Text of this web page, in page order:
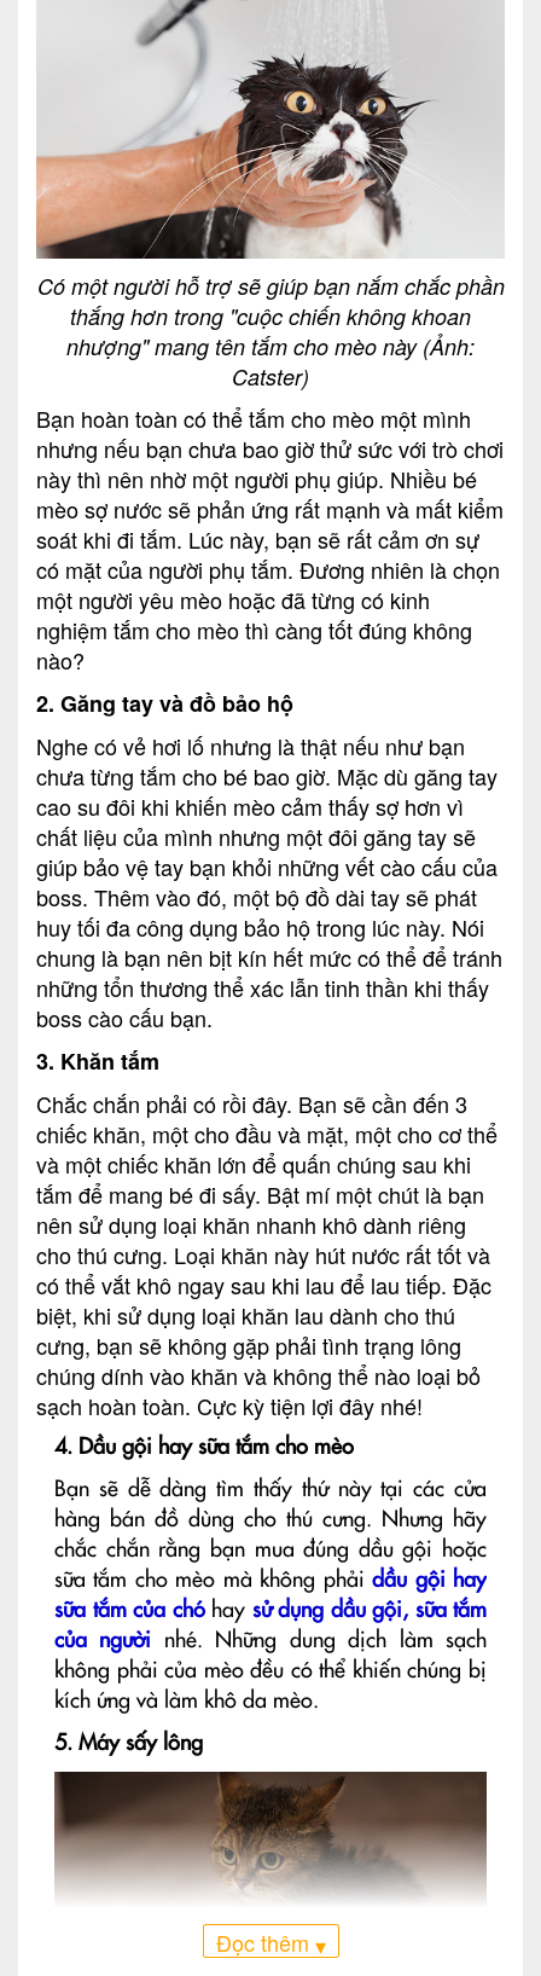
Có một người hỗ trợ sẽ giúp bạn nắm chắc phần
thắng hơn trong "cuộc chiến không khoan
nhượng" mang tên tắm cho mèo này (Ảnh:
Catster)
Bạn hoàn toàn có thể tắm cho mèo một mình
nhưng nếu bạn chưa bao giờ thử sức với trò chơi
này thì nên nhờ một người phụ giúp. Nhiều bé
mèo sợ nước sẽ phản ứng rất mạnh và mất kiểm
soát khi đi tắm. Lúc này, bạn sẽ rất cảm ơn sự
có mặt của người phụ tắm. Đương nhiên là chọn
một người yêu mèo hoặc đã từng có kinh
nghiệm tắm cho mèo thì càng tốt đúng không
nào?
2. Găng tay và đồ bảo hộ
Nghe có vẻ hơi lố nhưng là thật nếu như bạn
chưa từng tắm cho bé bao giờ. Mặc dù găng tay
cao su đôi khi khiến mèo cảm thấy sợ hơn vì
chất liệu của mình nhưng một đôi găng tay sẽ
giúp bảo vệ tay bạn khỏi những vết cào cấu của
boss. Thêm vào đó, một bộ đồ dài tay sẽ phát
huy tối đa công dụng bảo hộ trong lúc này. Nói
chung là bạn nên bịt kín hết mức có thể để tránh
những tổn thương thể xác lẫn tinh thần khi thấy
boss cào cấu bạn.
3. Khăn tắm
Chắc chắn phải có rồi đây. Bạn sẽ cần đến 3
chiếc khăn, một cho đầu và mặt, một cho cơ thể
và một chiếc khăn lớn để quấn chúng sau khi
tắm để mang bé đi sấy. Bật mí một chút là bạn
nên sử dụng loại khăn nhanh khô dành riêng
cho thú cưng. Loại khăn này hút nước rất tốt và
có thể vắt khô ngay sau khi lau để lau tiếp. Đặc
biệt, khi sử dụng loại khăn lau dành cho thú
cưng, bạn sẽ không gặp phải tình trạng lông
chúng dính vào khăn và không thể nào loại bỏ
sạch hoàn toàn. Cực kỳ tiện lợi đây nhé!
4. Dầu gội hay sữa tắm cho mèo
Bạn sẽ dễ dàng tìm thấy thứ này tại các cửa
hàng bán đồ dùng cho thú cưng. Nhưng hãy
chắc chắn rằng bạn mua đúng dầu gội hoặc
sữa tắm cho mèo mà không phảidầu gội hay
sữa tắm của chóhay sử dụng dầu gội, sữa tắm
của người nhé. Những dung dịch làm sạch
không phải của mèo đều có thể khiến chúng bị
kích ứng và làm khô da mèo.
5. Máy sấy lông
Đọc thêm ▾